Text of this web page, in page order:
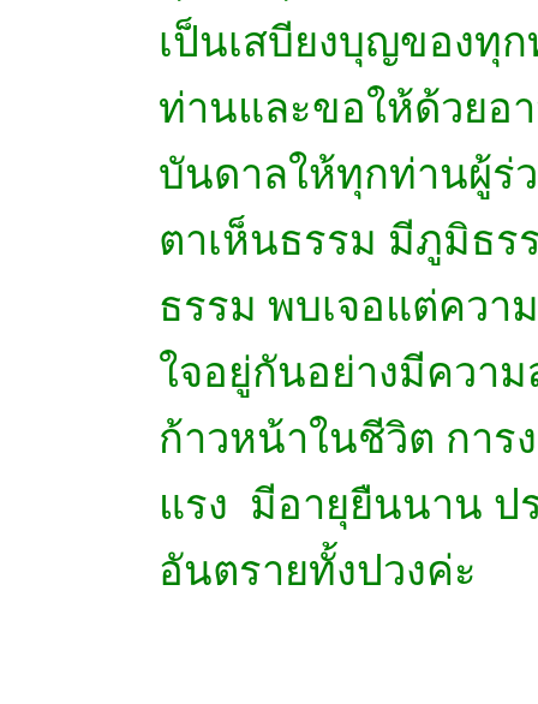
เป็นเสบียงบุญของ
ท่านและขอให้ด้วยอ
บันดาลให้ทุกท่านผู้ร่
ตาเห็นธรรม มีภูมิธร
ธรรม พบเจอแต่คว
ใจอยู่กันอย่างมีควา
ก้าวหน้าในชีวิต การ
แรง มีอายุยืนนาน ป
อันตรายทั้งปวงค่ะ